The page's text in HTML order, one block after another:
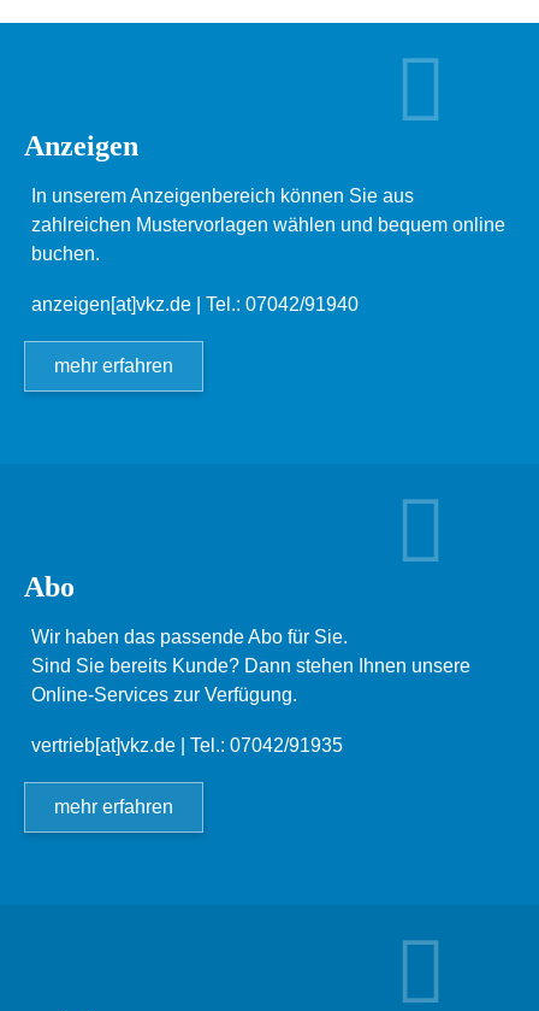
Anzeigen
In unserem Anzeigenbereich können Sie aus
zahlreichen Mustervorlagen wählen und bequem online
buchen.
anzeigen[at]vkz.de | Tel.: 07042/91940
mehr erfahren
Abo
Wir haben das passende Abo für Sie.
Sind Sie bereits Kunde? Dann stehen Ihnen unsere
Online-Services zur Verfügung.
vertrieb[at]vkz.de | Tel.: 07042/91935
mehr erfahren